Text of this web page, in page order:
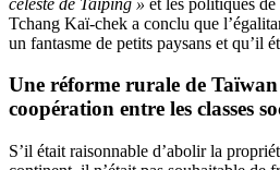
Tchang Kaï-chek a conclu que
un fantasme de petits paysans et qu’il
Une réforme rurale de Taïwan
coopération entre les classes
S’il était raisonnable d’abolir la